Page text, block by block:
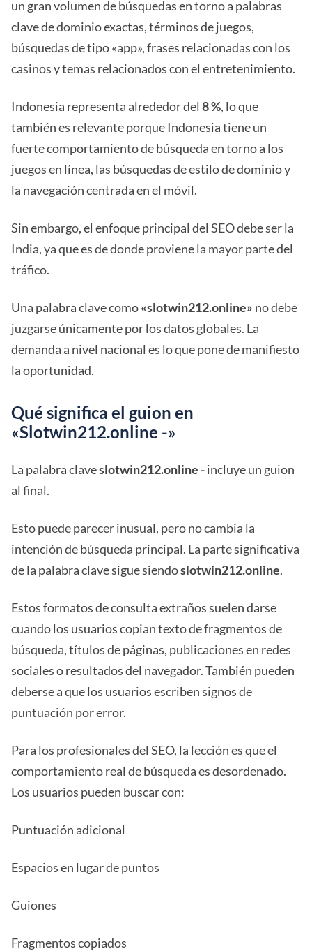
un gran volumen de búsquedas en torno a palabras
clave de dominio exactas, términos de juegos,
búsquedas de tipo «app», frases relacionadas con los
casinos y temas relacionados con el entretenimiento.
Indonesia representa alrededor del 8 %, lo que
también es relevante porque Indonesia tiene un
fuerte comportamiento de búsqueda en torno a los
juegos en línea, las búsquedas de estilo de dominio y
la navegación centrada en el móvil.
Sin embargo, el enfoque principal del SEO debe ser la
India, ya que es de donde proviene la mayor parte del
tráfico.
Una palabra clave como«slotwin212.online» no debe
juzgarse únicamente por los datos globales. La
demanda a nivel nacional es lo que pone de manifiesto
la oportunidad.
Qué significa el guion en
«Slotwin212.online -»
La palabra claveslotwin212.online -incluye un guion
al final.
Esto puede parecer inusual, pero no cambia la
intención de búsqueda principal. La parte significativa
de la palabra clave sigue siendoslotwin212.online.
Estos formatos de consulta extraños suelen darse
cuando los usuarios copian texto de fragmentos de
búsqueda, títulos de páginas, publicaciones en redes
sociales o resultados del navegador. También pueden
deberse a que los usuarios escriben signos de
puntuación por error.
Para los profesionales del SEO, la lección es que el
comportamiento real de búsqueda es desordenado.
Los usuarios pueden buscar con:
Puntuación adicional
Espacios en lugar de puntos
Guiones
Fragmentos copiados